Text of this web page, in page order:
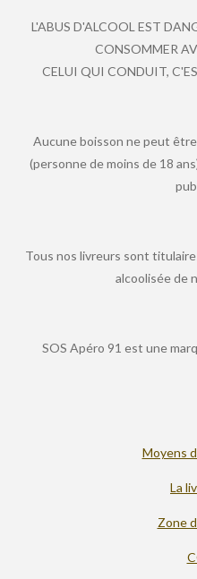
L'ABUS D'ALCOOL EST
CONSOMMER
CELUI QUI CONDUIT,
Aucune boisson ne peut
(personne de moins de 18
Tous nos livreurs sont
alcoolisée de
SOS Apéro 91 est une
Moyens
La
Zone